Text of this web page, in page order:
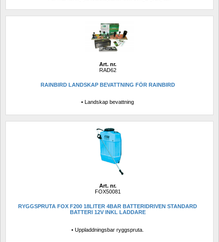
Art. nr.
RAD62
RAINBIRD LANDSKAP BEVATTNING FÖR RAINBIRD
• Landskap bevattning
Art. nr.
FOX50081
RYGGSPRUTA FOX F200 18LITER 4BAR BATTERIDRIVEN STANDARD
BATTERI 12V INKL LADDARE
• Uppladdningsbar ryggspruta.